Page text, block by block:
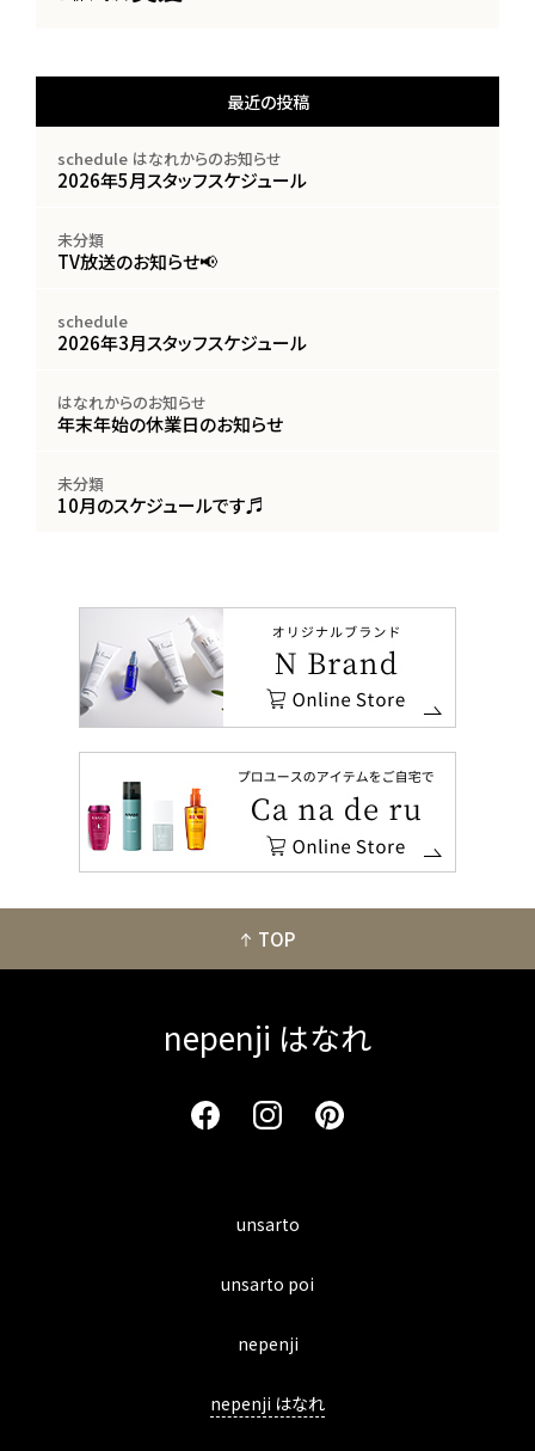
最近の投稿
schedule はなれからのお知らせ
2026年5月スタッフスケジュール
未分類
TV放送のお知らせ📢
schedule
2026年3月スタッフスケジュール
はなれからのお知らせ
年末年始の休業日のお知らせ
未分類
10月のスケジュールです♬
TOP
nepenji はなれ
unsarto
unsarto poi
nepenji
nepenji はなれ